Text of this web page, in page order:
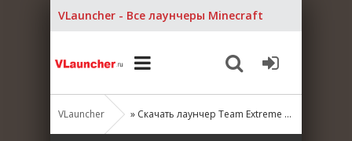
VLauncher - Все лаунчеры Minecraft
VLauncher » Скачать лаунчер Team Extreme Launcher